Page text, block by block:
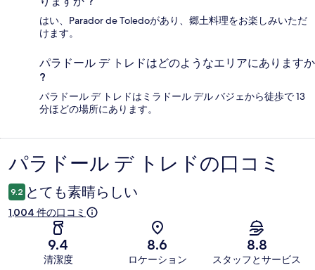
はい、Parador de Toledoがあり、郷土料理をお楽しみいただ
けます。
パラドール デ トレドはどのようなエリアにありますか
?
パラドール デ トレドはミラドール デル バジェから徒歩で 13
分ほどの場所にあります。
口
コ
ミ
パラドール デ トレドの口コミ
9.2 とても素晴らしい
1,004 件の口コミ
9.4
清潔度
8.6
ロケーション
8.8
スタッフとサービス